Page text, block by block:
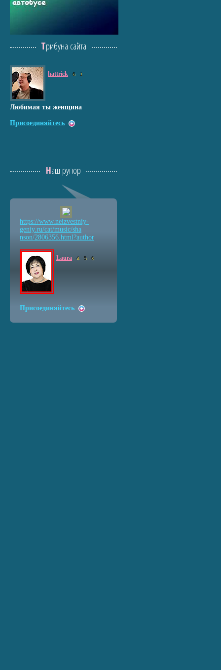
Трибуна сайта
hattrick 6 1
Любимая ты женщина
Присоединяйтесь
Наш рупор
https://www.neizvestniy-
geniy.ru/cat/music/sha
nson/2806356.html?author
Laura 4 5 6
Присоединяйтесь